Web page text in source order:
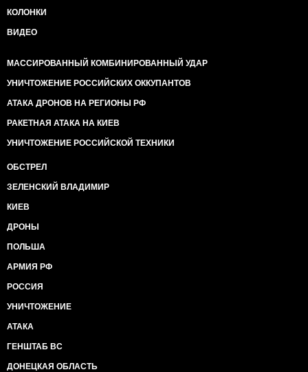
КОЛОНКИ
ВИДЕО
МАССИРОВАННЫЙ КОМБИНИРОВАННЫЙ УДАР
УНИЧТОЖЕНИЕ РОССИЙСКИХ ОККУПАНТОВ
АТАКА ДРОНОВ НА РЕГИОНЫ РФ
РАКЕТНАЯ АТАКА НА КИЕВ
УНИЧТОЖЕНИЕ РОССИЙСКОЙ ТЕХНИКИ
ОБСТРЕЛ
ЗЕЛЕНСКИЙ ВЛАДИМИР
КИЕВ
ДРОНЫ
ПОЛЬША
АРМИЯ РФ
РОССИЯ
УНИЧТОЖЕНИЕ
АТАКА
ГЕНШТАБ ВС
ДОНЕЦКАЯ ОБЛАСТЬ